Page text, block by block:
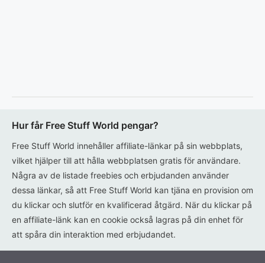
Hur får Free Stuff World pengar?
Free Stuff World innehåller affiliate-länkar på sin webbplats,
vilket hjälper till att hålla webbplatsen gratis för användare.
Några av de listade freebies och erbjudanden använder
dessa länkar, så att Free Stuff World kan tjäna en provision om
du klickar och slutför en kvalificerad åtgärd. När du klickar på
en affiliate-länk kan en cookie också lagras på din enhet för
att spåra din interaktion med erbjudandet.